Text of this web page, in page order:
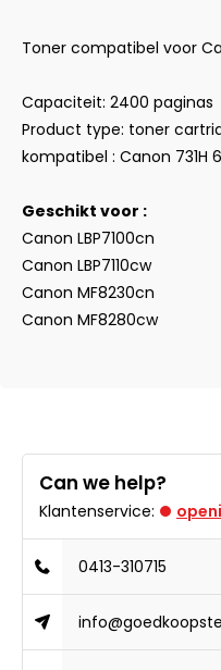
Toner compatibel voor
Capaciteit: 2400 paginas
Product type: toner
kompatibel : Canon 731H
Geschikt voor :
Canon LBP7100cn
Canon LBP7110cw
Canon MF8230cn
Canon MF8280cw
Can we help?
Klantenservice:
0413-310715